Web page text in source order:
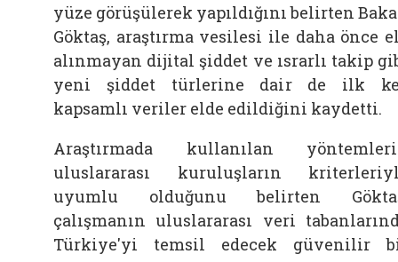
yüze görüşülerek yapıldığını belirten
Göktaş, araştırma vesilesi ile daha önce
alınmayan dijital şiddet ve ısrarlı takip
yeni şiddet türlerine dair de ilk
kapsamlı veriler elde edildiğini kaydetti.
Araştırmada kullanılan
uluslararası kuruluşların
uyumlu olduğunu belirten
çalışmanın uluslararası veri
Türkiye'yi temsil edecek güvenilir